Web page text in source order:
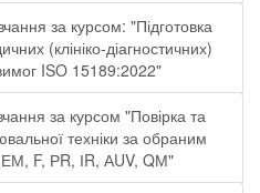
за курсом: "Підготовка
(клініко-діагностичних)
ISO 15189:2022"
за курсом "Повірка та
техніки за обраним
F, РR, ІR, АUV, QМ"